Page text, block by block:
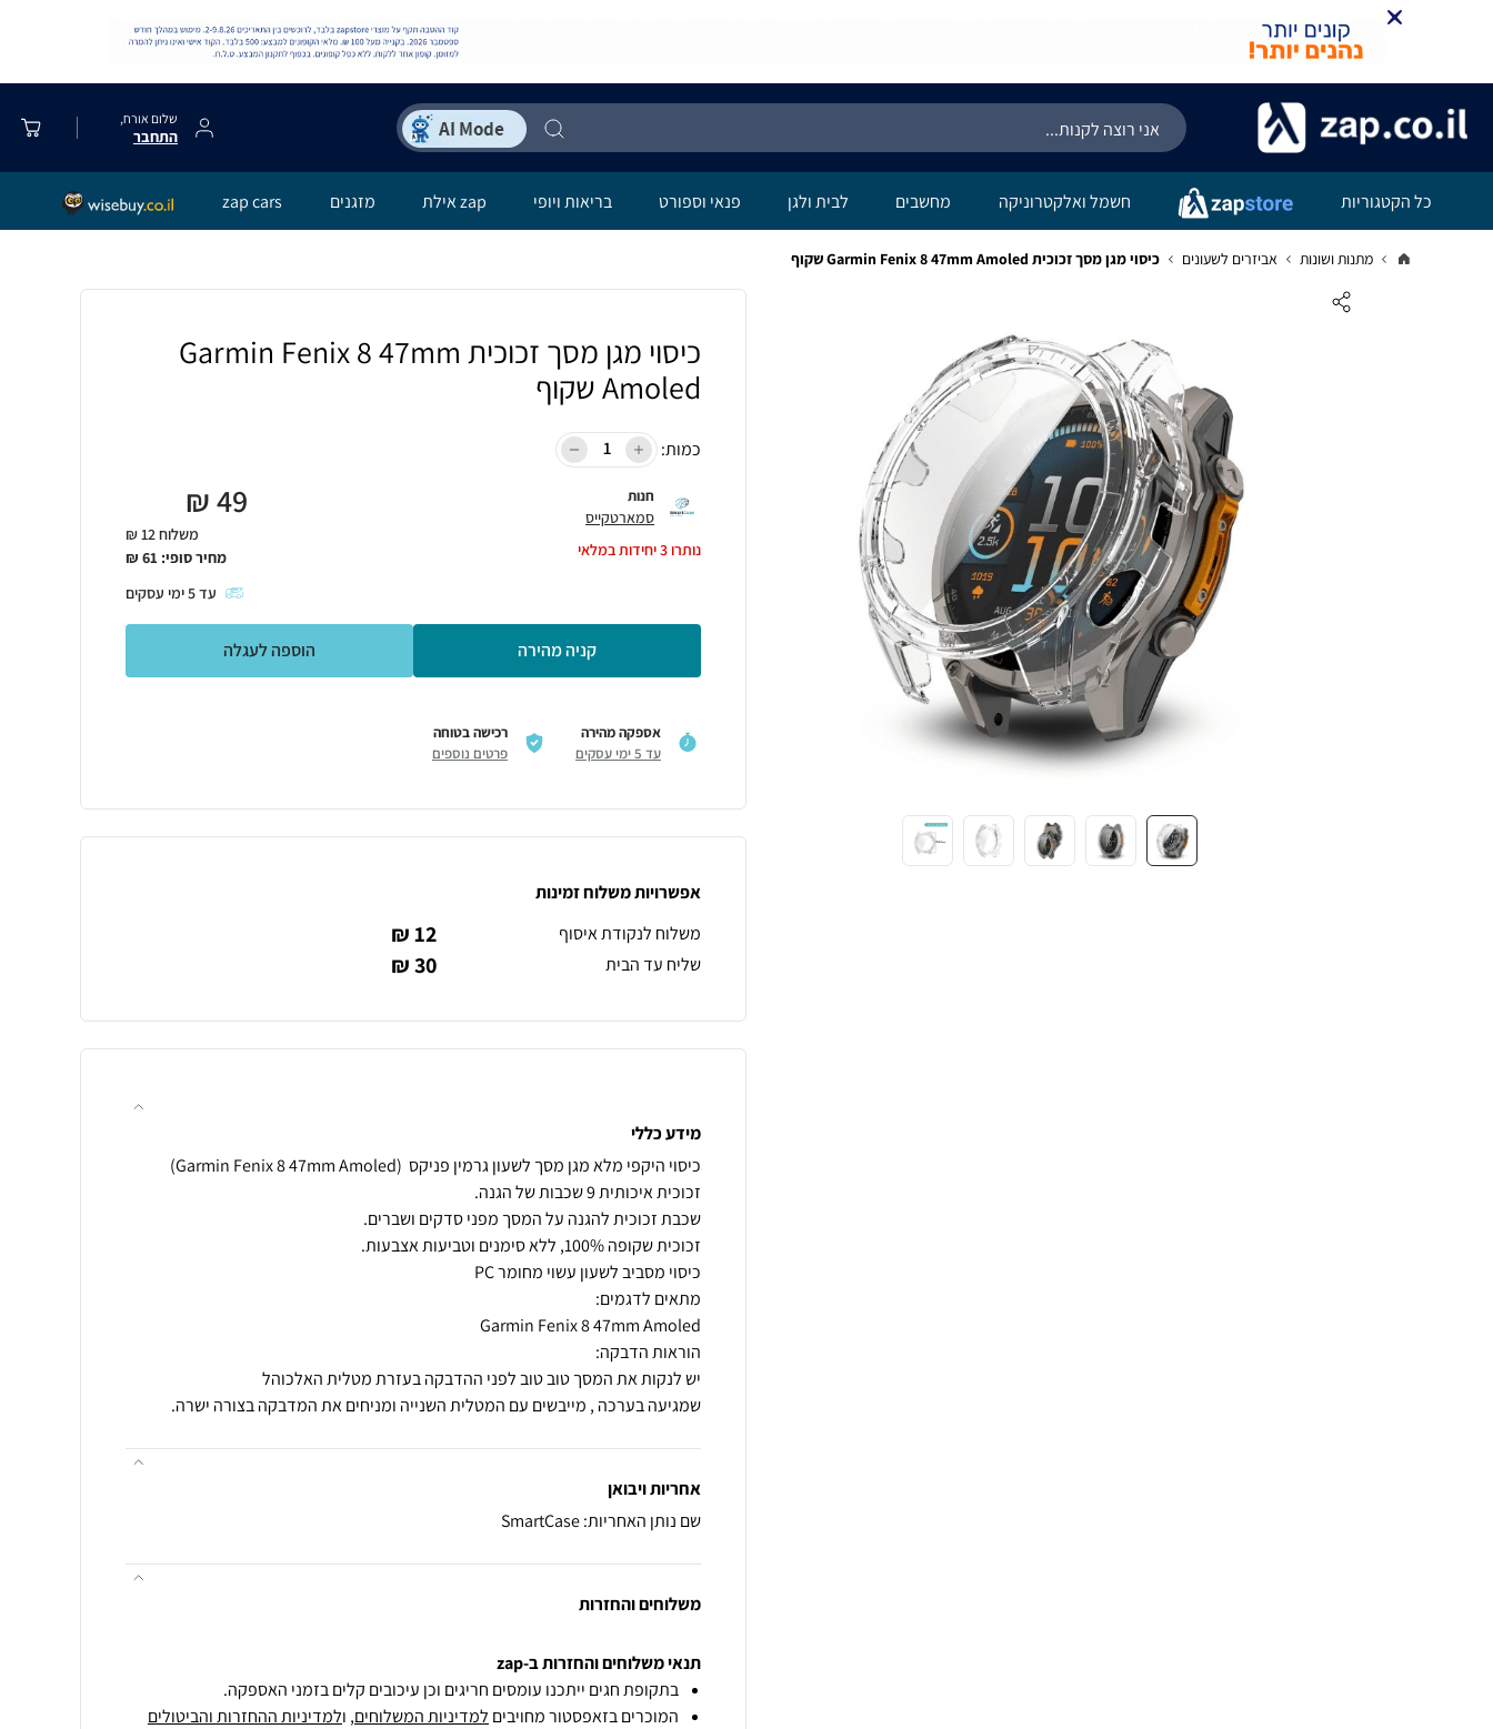
שלום אורח,
התחבר
כל הקטגוריות חשמל ואלקטרוניקה מחשבים לבית ולגן פנאי וספורט בריאות ויופי zap אילת מזגנים zap cars
מתנות ושונות אביזרים לשעונים כיסוי מגן מסך זכוכית Garmin Fenix 8 47mm Amoled שקוף
כיסוי מגן מסך זכוכית Garmin Fenix 8 47mm
Amoled שקוף
כמות:
חנות
סמארטקייס
נותרו3יחידות במלאי
49
₪
משלוח 12 ₪
מחיר סופי: 61
₪
עד5ימי עסקים
קניה מהירה הוספה לעגלה
אספקה מהירה
עד 5 ימי עסקים
רכישה בטוחה
פרטים נוספים
אפשרויות משלוח זמינות
משלוח לנקודת איסוף
12 ₪
שליח עד הבית 30 ₪
מידע כללי
שמגיעה בערכה , מייבשים עם המטלית השנייה ומניחים את המדבקה בצורה ישרה.
אחריות ויבואן
שם נותן האחריות: SmartCase
משלוחים והחזרות
תנאי משלוחים והחזרות ב-zap
בתקופת חגים ייתכנו עומסים חריגים וכן עיכובים קלים בזמני האספקה.
המוכרים בזאפסטור מחויבים למדיניות המשלוחים, ולמדיניות ההחזרות והביטולים